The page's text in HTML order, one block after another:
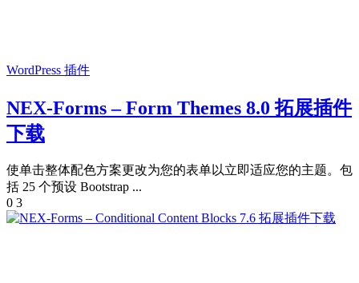
WordPress 插件
NEX-Forms – Form Themes 8.0 拓展插件
下载
使单击整体配色方案更改为您的表单以立即适应您的主题。包
括 25 个预设 Bootstrap ...
0 3